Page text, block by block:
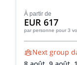
Peakshunter.
À partir de
EUR 617
par personne pour 3
Next group